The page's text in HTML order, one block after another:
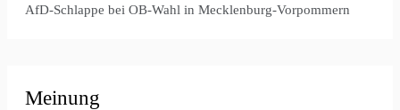
AfD-Schlappe bei OB-Wahl in Mecklenburg-Vorpommern
Meinung